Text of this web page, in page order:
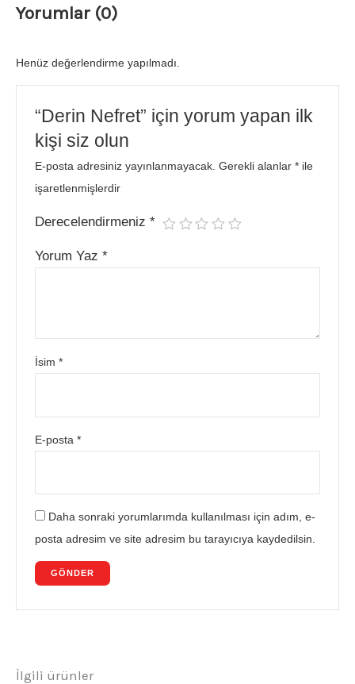
Yorumlar (0)
Henüz değerlendirme yapılmadı.
“Derin Nefret” için yorum yapan ilk
kişi siz olun
E-posta adresiniz yayınlanmayacak. Gerekli alanlar* ile
işaretlenmişlerdir
Derecelendirmeniz*
Yorum Yaz*
İsim*
E-posta*
Daha sonraki yorumlarımda kullanılması için adım, e-
posta adresim ve site adresim bu tarayıcıya kaydedilsin.
İlgili ürünler